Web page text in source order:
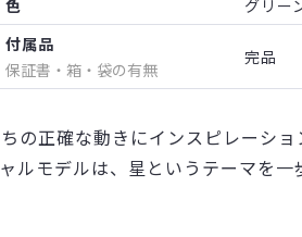
色
グリー
付属品
保証書・箱・袋の有無
完品
の正確な動きにインスピレーショ
ルモデルは、星というテーマを一